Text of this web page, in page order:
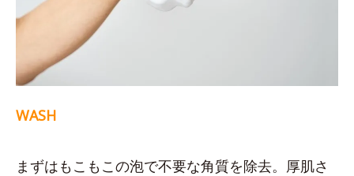
WASH
まずはもこもこの泡で不要な角質を除去。厚肌さ